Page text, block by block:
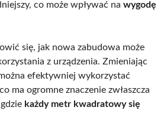
co może wpływać na wygodę
się, jak nowa zabudowa może
z urządzenia. Zmieniając
efektywniej wykorzystać
ma ogromne znaczenie zwłaszcza
każdy metr kwadratowy się